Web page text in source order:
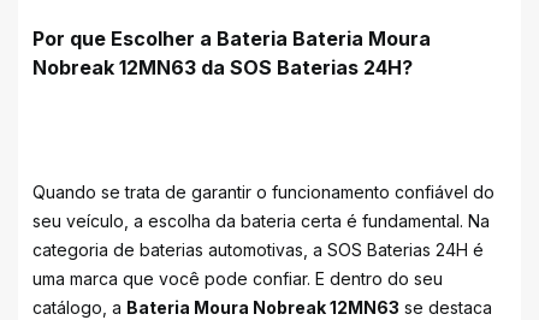
Por que Escolher a Bateria Bateria Moura
Nobreak 12MN63 da SOS Baterias 24H?
Quando se trata de garantir o funcionamento confiável do
seu veículo, a escolha da bateria certa é fundamental. Na
categoria de baterias automotivas, a SOS Baterias 24H é
uma marca que você pode confiar. E dentro do seu
catálogo, a Bateria Moura Nobreak 12MN63 se destaca